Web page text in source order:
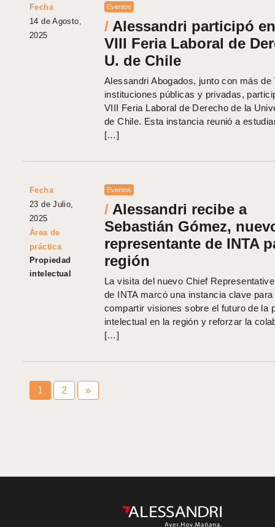
Fecha
14 de Agosto,
2025
Eventos
/ Alessandri participó
VIII Feria Laboral de
U. de Chile
Alessandri Abogados, junto con más de
instituciones públicas y privadas,
VIII Feria Laboral de Derecho de la
de Chile. Esta instancia reunió a
[…]
Fecha
23 de Julio,
2025
Área de
práctica
Propiedad
intelectual
Eventos
/ Alessandri recibe a
Sebastián Gómez,
representante de INTA
región
La visita del nuevo Chief
de INTA marcó una instancia clave para
compartir visiones sobre el futuro de la
intelectual en la región y reforzar la
[…]
1 2 »